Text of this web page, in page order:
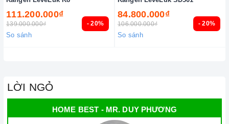
- 20%
111.200.000₫
139.000.000₫
So sánh
- 20%
84.800.000₫
106.000.000₫
So sánh
LỜI NGỎ
HOME BEST - MR. DUY PHƯƠNG